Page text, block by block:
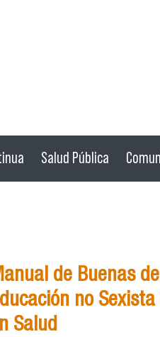
Salud Pública
de Buenas
no
Salud